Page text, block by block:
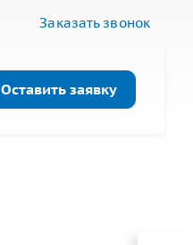
Заказать звонок
Оставить заявку